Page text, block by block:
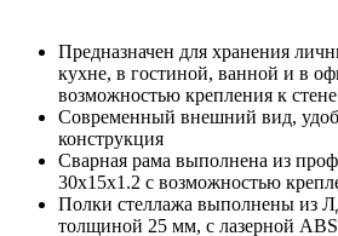
Предназначен для хранения
кухне, в гостиной, ванной и в
возможностью крепления к стене
Современный внешний вид,
конструкция
Сварная рама выполнена из
30х15х1.2 с возможностью
Полки стеллажа выполнены из
толщиной 25 мм, с лазерной